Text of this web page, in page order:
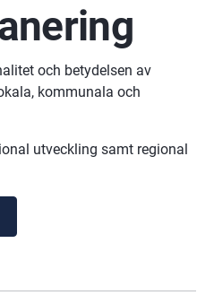
och betydelsen av
kommunala och
utveckling samt regional